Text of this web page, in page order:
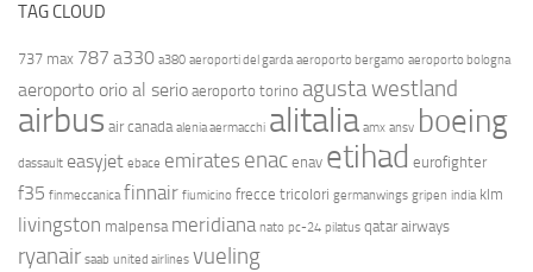
TAG CLOUD
737 max 787 a330 a380 aeroporti del garda aeroporto bergamo aeroporto bologna
aeroporto orio al serio aeroporto torino agusta westland
airbus air canada alenia aermacchi alitalia amx ansv boeing
dassault easyjet ebace emirates enac enav etihad eurofighter
f35 finmeccanica finnair fiumicino frecce tricolori germanwings gripen india klm
livingston malpensa meridiana nato pc-24 pilatus qatar airways
ryanair saab united airlines vueling